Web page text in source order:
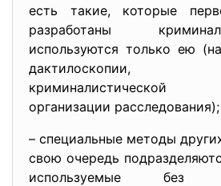
есть такие, которые
разработаны
используются только ею
дактилоскопии,
криминалистической
организации расследования);
– специальные методы
свою очередь
используемые без